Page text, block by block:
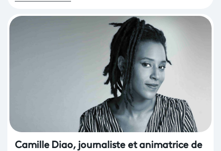
Camille Diao, journaliste et animatrice de